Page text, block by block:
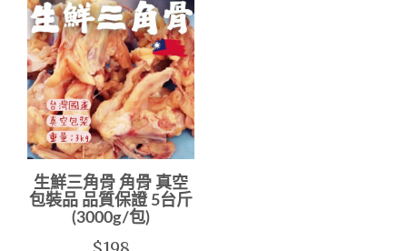
生鮮三角骨 角骨 真空
包裝品 品質保證 5台斤
(3000g/包)